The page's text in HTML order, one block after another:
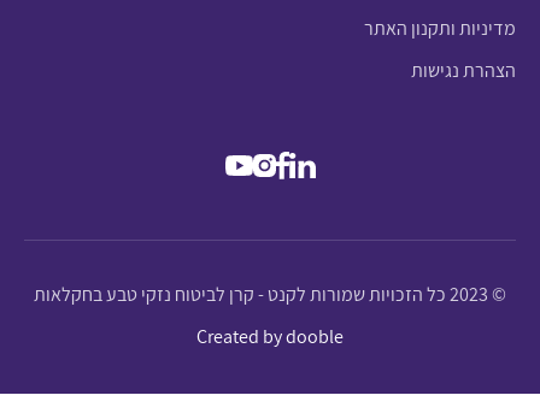
מדיניות ותקנון האתר
הצהרת נגישות
© 2023 כל הזכויות שמורות לקנט - קרן לביטוח נזקי טבע בחקלאות
Created by dooble